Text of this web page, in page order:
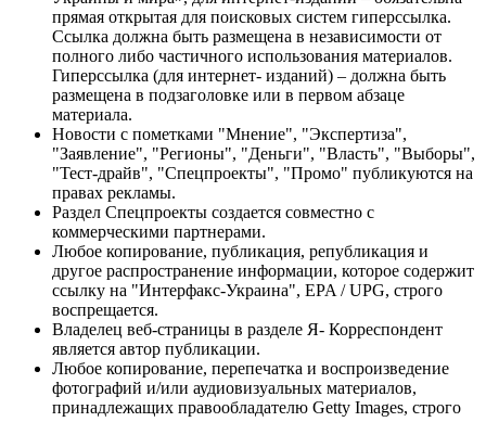
прямая открытая для поисковых систем гиперссылка.
Ссылка должна быть размещена в независимости от
полного либо частичного использования материалов.
Гиперссылка (для интернет- изданий) – должна быть
размещена в подзаголовке или в первом абзаце
материала.
Новости с пометками "Мнение", "Экспертиза",
"Заявление", "Регионы", "Деньги", "Власть", "Выборы",
"Тест-драйв", "Спецпроекты", "Промо" публикуются на
правах рекламы.
Раздел Спецпроекты создается совместно с
коммерческими партнерами.
Любое копирование, публикация, републикация и
другое распространение информации, которое содержит
ссылку на "Интерфакс-Украина", EPA / UPG, строго
воспрещается.
Владелец веб-страницы в разделе Я- Корреспондент
является автор публикации.
Любое копирование, перепечатка и воспроизведение
фотографий и/или аудиовизуальных материалов,
принадлежащих правообладателю Getty Images, строго